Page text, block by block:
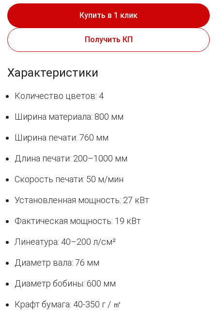
Купить в 1 клик
Получить КП
Характеристики
Количество цветов: 4
Ширина материала: 800 мм
Ширина печати: 760 мм
Длина печати: 200–1000 мм
Скорость печати: 50 м/мин
Установленная мощность: 27 кВт
Фактическая мощность: 19 кВт
Линеатура: 40–200 л/см²
Диаметр вала: 76 мм
Диаметр бобины: 600 мм
Крафт бумага: 40-350 г / ㎡